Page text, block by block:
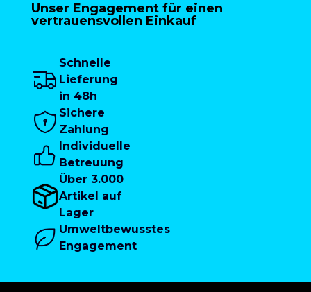
Unser Engagement für einen
vertrauensvollen Einkauf
Schnelle
Lieferung
in 48h
Sichere
Zahlung
Individuelle
Betreuung
Über 3.000
Artikel auf
Lager
Umweltbewusstes
Engagement